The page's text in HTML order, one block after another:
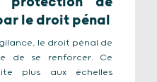
le droit pénal
le droit pénal de
de se renforcer. Ce
plus aux échelles